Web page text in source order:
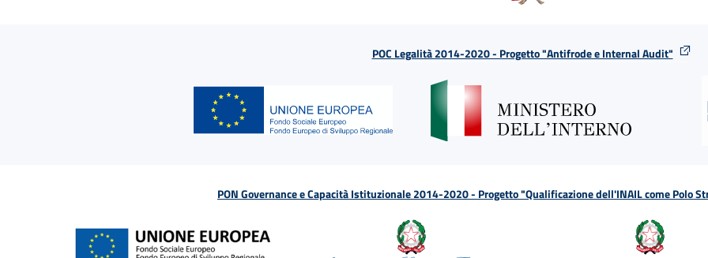
POC Legalità 2014-2020 - Progetto "Antifrode e Internal Audit"
PON Governance e Capacità Istituzionale 2014-2020 - Progetto "Qualificazione dell'INAIL come Polo